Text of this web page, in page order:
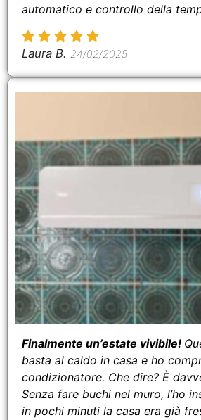
automatico e controllo della
Laura B. 24/02/2025
Finalmente un’estate vivibile!
basta al caldo in casa e ho
condizionatore. Che dire? È
Senza fare buchi nel muro, l’ho
in pochi minuti la casa era già